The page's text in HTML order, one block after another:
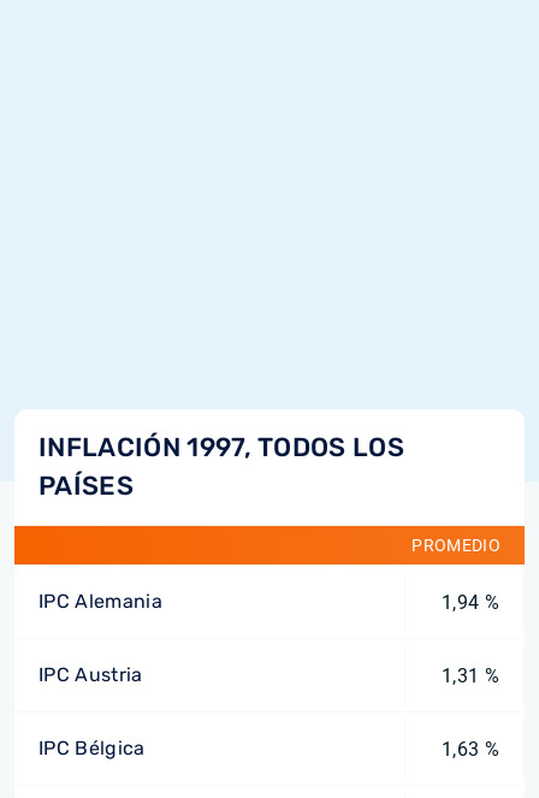
INFLACIÓN 1997, TODOS LOS
PAÍSES
PROMEDIO
IPC Alemania 1,94 %
IPC Austria 1,31 %
IPC Bélgica 1,63 %